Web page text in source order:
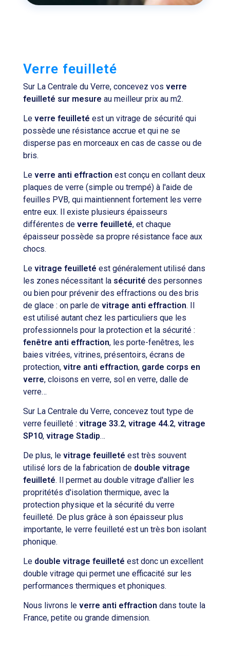
Verre feuilleté
Sur La Centrale du Verre, concevez vos verre
feuilleté sur mesure au meilleur prix au m2.
Le verre feuilleté est un vitrage de sécurité qui
possède une résistance accrue et qui ne se
disperse pas en morceaux en cas de casse ou de
bris.
Le verre anti effraction est conçu en collant deux
plaques de verre (simple ou trempé) à l'aide de
feuilles PVB, qui maintiennent fortement les verre
entre eux. Il existe plusieurs épaisseurs
différentes de verre feuilleté, et chaque
épaisseur possède sa propre résistance face aux
chocs.
Le vitrage feuilleté est généralement utilisé dans
les zones nécessitant la sécurité des personnes
ou bien pour prévenir des effractions ou des bris
de glace : on parle de vitrage anti effraction. Il
est utilisé autant chez les particuliers que les
professionnels pour la protection et la sécurité :
fenêtre anti effraction, les porte-fenêtres, les
baies vitrées, vitrines, présentoirs, écrans de
protection, vitre anti effraction, garde corps en
verre, cloisons en verre, sol en verre, dalle de
verre…
Sur La Centrale du Verre, concevez tout type de
verre feuilleté : vitrage 33.2, vitrage 44.2, vitrage
SP10, vitrage Stadip…
De plus, le vitrage feuilleté est très souvent
utilisé lors de la fabrication de double vitrage
feuilleté. Il permet au double vitrage d'allier les
propritétés d'isolation thermique, avec la
protection physique et la sécurité du verre
feuilleté. De plus grâce à son épaisseur plus
importante, le verre feuilleté est un très bon isolant
phonique.
Le double vitrage feuilleté est donc un excellent
double vitrage qui permet une efficacité sur les
performances thermiques et phoniques.
Nous livrons le verre anti effraction dans toute la
France, petite ou grande dimension.